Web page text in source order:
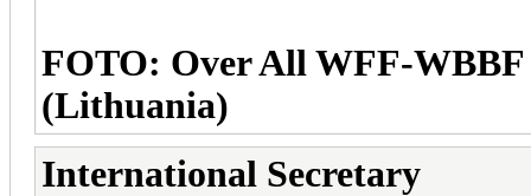
FOTO: Over All WFF-
(Lithuania)
International Secretary